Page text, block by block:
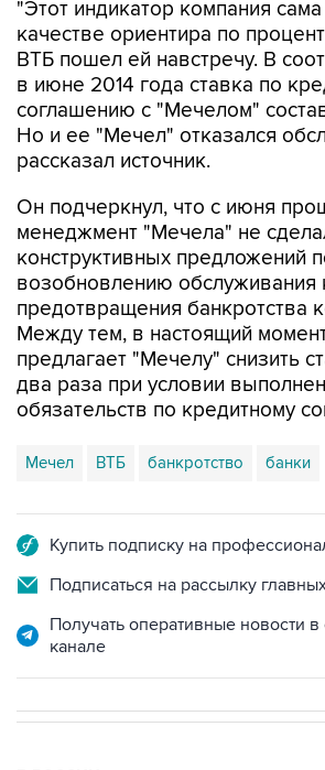
ВТБ пошел ей навстречу. В
в июне 2014 года ставка по
соглашению с "Мечелом"
Но и ее "Мечел" отказался
рассказал источник.
Он подчеркнул, что с июня
конструктивных предложений
возобновлению обслуживания
предотвращения банкротства
Между тем, в настоящий
предлагает "Мечелу" снизить
два раза при условии
обязательств по кредитному
Мечел ВТБ банкротство банки
Подписаться на рассылку главных
Получать оперативные новости